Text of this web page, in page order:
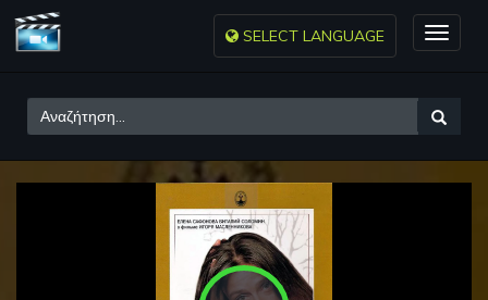
Toggle
SELECT LANGUAGE